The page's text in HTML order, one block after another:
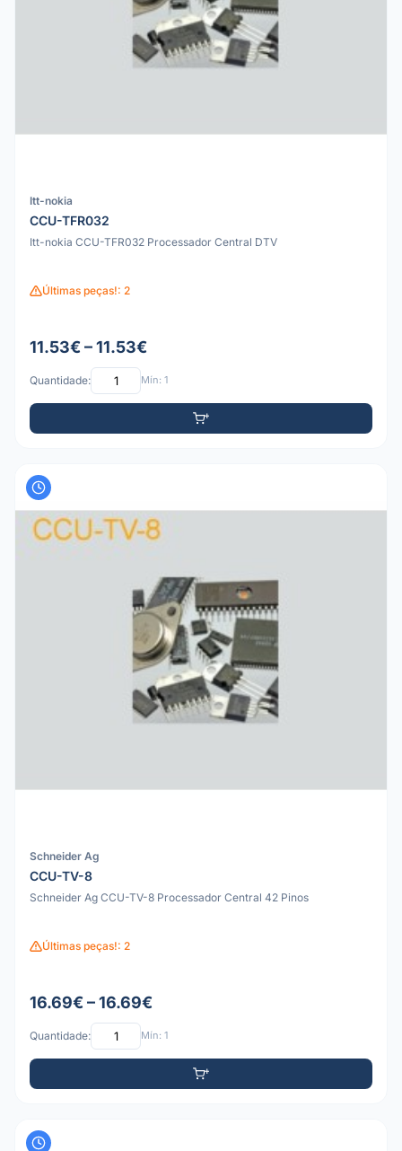
Itt-nokia
CCU-TFR032
Itt-nokia CCU-TFR032 Processador Central DTV
Últimas peças!: 2
11.53€ – 11.53€
Quantidade: Mín: 1
Schneider Ag
CCU-TV-8
Schneider Ag CCU-TV-8 Processador Central 42 Pinos
Últimas peças!: 2
16.69€ – 16.69€
Quantidade: Mín: 1